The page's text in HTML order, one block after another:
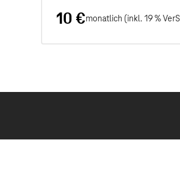
10 €monatlich (inkl. 19 %